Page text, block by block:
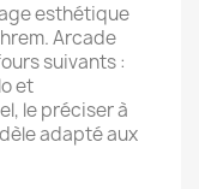
esthétique
Arcade
suivants :
et
le préciser à
adapté aux